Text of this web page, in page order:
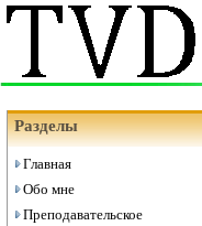
Разделы
Главная
Обо мне
Преподавательское